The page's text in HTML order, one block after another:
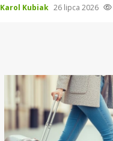
Karol Kubiak 26 lipca 2026